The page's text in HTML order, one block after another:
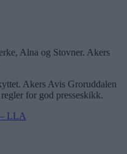
Alna og Stovner. Akers
Akers Avis Groruddalen
for god presseskikk.
LLA